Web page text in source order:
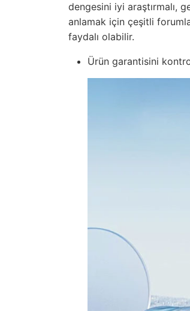
dengesini iyi araştırmalı,
anlamak için çeşitli
faydalı olabilir.
Ürün garantisini